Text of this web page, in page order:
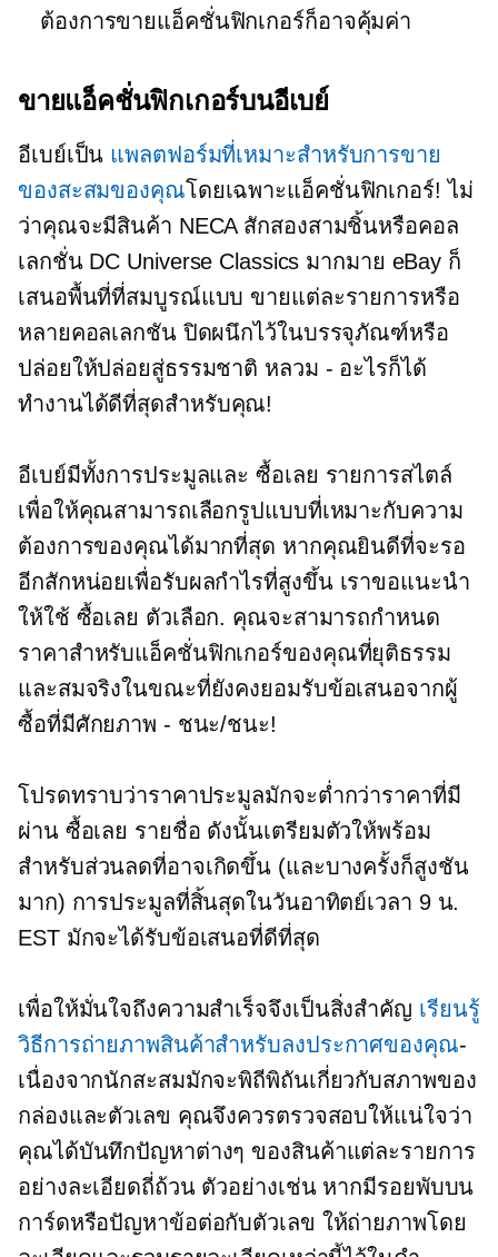
ต้องการขายแอ็คชั่นฟิกเกอร์ก็อาจคุ้มค่า
ขายแอ็คชั่นฟิกเกอร์บนอีเบย์
อีเบย์เป็น แพลตฟอร์มที่เหมาะสำหรับการขาย
ของสะสมของคุณโดยเฉพาะแอ็คชั่นฟิกเกอร์! ไม่
ว่าคุณจะมีสินค้า NECA สักสองสามชิ้นหรือคอล
เลกชั่น DC Universe Classics มากมาย eBay ก็
เสนอพื้นที่ที่สมบูรณ์แบบ ขายแต่ละรายการหรือ
หลายคอลเลกชัน ปิดผนึกไว้ในบรรจุภัณฑ์หรือ
ปล่อยให้ปล่อยสู่ธรรมชาติ หลวม - อะไรก็ได้
ทำงานได้ดีที่สุดสำหรับคุณ!
อีเบย์มีทั้งการประมูลและซื้อเลย รายการสไตล์
เพื่อให้คุณสามารถเลือกรูปแบบที่เหมาะกับความ
ต้องการของคุณได้มากที่สุด หากคุณยินดีที่จะรอ
อีกสักหน่อยเพื่อรับผลกำไรที่สูงขึ้น เราขอแนะนำ
ให้ใช้ ซื้อเลย ตัวเลือก. คุณจะสามารถกำหนด
ราคาสำหรับแอ็คชั่นฟิกเกอร์ของคุณที่ยุติธรรม
และสมจริงในขณะที่ยังคงยอมรับข้อเสนอจากผู้
ซื้อที่มีศักยภาพ - ชนะ/ชนะ!
โปรดทราบว่าราคาประมูลมักจะต่ำกว่าราคาที่มี
ผ่าน ซื้อเลย รายชื่อ ดังนั้นเตรียมตัวให้พร้อม
สำหรับส่วนลดที่อาจเกิดขึ้น (และบางครั้งก็สูงชัน
มาก) การประมูลที่สิ้นสุดในวันอาทิตย์เวลา 9 น.
EST มักจะได้รับข้อเสนอที่ดีที่สุด
เพื่อให้มั่นใจถึงความสำเร็จจึงเป็นสิ่งสำคัญ เรียนรู้
วิธีการถ่ายภาพสินค้าสำหรับลงประกาศของคุณ-
เนื่องจากนักสะสมมักจะพิถีพิถันเกี่ยวกับสภาพของ
กล่องและตัวเลข คุณจึงควรตรวจสอบให้แน่ใจว่า
คุณได้บันทึกปัญหาต่างๆ ของสินค้าแต่ละรายการ
อย่างละเอียดถี่ถ้วน ตัวอย่างเช่น หากมีรอยพับบน
การ์ดหรือปัญหาข้อต่อกับตัวเลข ให้ถ่ายภาพโดย